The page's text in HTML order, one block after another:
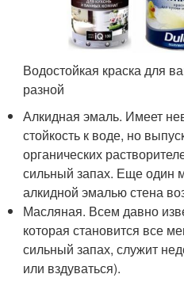
Водостойкая краска для
разной
Алкидная эмаль. Имеет
стойкость к воде, но
органических
сильный запах. Еще один
алкидной эмалью стена
Масляная. Всем давно
которая становится все
сильный запах, служит
или вздуваться).